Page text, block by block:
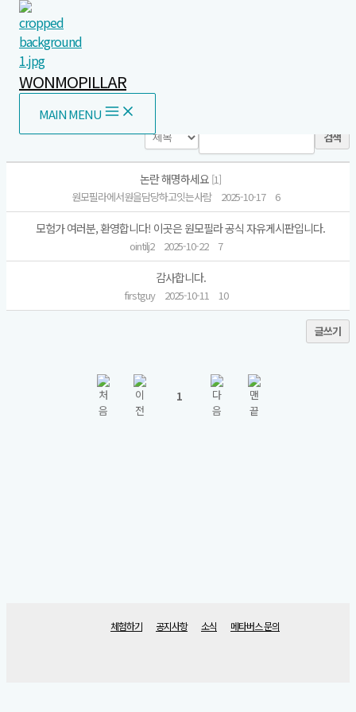
콘텐츠로 건너뛰기
WONMOPILLAR
MAIN MENU
자유게시판
검색
논란 해명하세요 [1]
원모필라에서원을담당하고잇는사람
2025-10-17 6
모험가 여러분, 환영합니다! 이곳은 원모필라 공식 자유게시판입니다.
ointilj2 2025-10-22 7
감사합니다.
firstguy 2025-10-11 10
글쓰기
1
체험하기 공지사항 소식 메타버스 문의